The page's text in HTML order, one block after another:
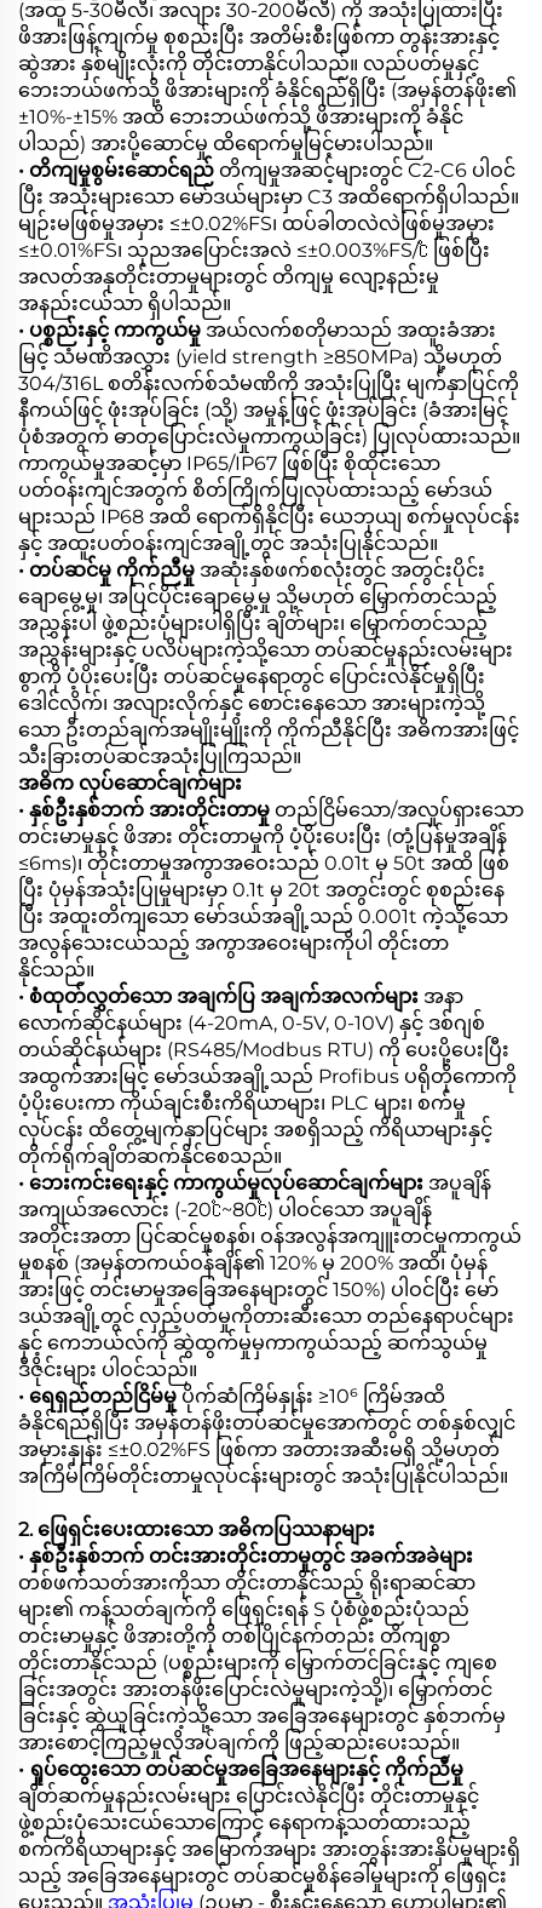
(အထူ 5-30မီလီ၊ အလျား 30-200မီလီ) ကို အသုံးပြုထားပြီး
ဖိအားဖြန့်ကျက်မှု စုစည်းပြီး အတိမ်းစီးဖြစ်ကာ တွန်းအားနှင့်
ဆွဲအား နှစ်မျိုးလုံးကို တိုင်းတာနိုင်ပါသည်။ လည်ပတ်မှုနှင့်
ဘေးဘယ်ဖက်သို့ ဖိအားများကို ခံနိုင်ရည်ရှိပြီး (အမှန်တန်ဖိုး၏
±10%-±15% အထိ ဘေးဘယ်ဖက်သို့ ဖိအားများကို ခံနိုင်
ပါသည်) အားပို့ဆောင်မှု ထိရောက်မှုမြင့်မားပါသည်။
• တိကျမှုစွမ်းဆောင်ရည် တိကျမှုအဆင့်များတွင် C2-C6 ပါဝင်
ပြီး အသုံးများသော မော်ဒယ်များမှာ C3 အထိရောက်ရှိပါသည်။
မျဉ်းမဖြစ်မှုအမှား ≤±0.02%FS၊ ထပ်ခါတလဲလဲဖြစ်မှုအမှား
≤±0.01%FS၊ သုညအပြောင်းအလဲ ≤±0.003%FS/℃ ဖြစ်ပြီး
အလတ်အနုတိုင်းတာမှုများတွင် တိကျမှု လျော့နည်းမှု
အနည်းငယ်သာ ရှိပါသည်။
• ပစ္စည်းနှင့် ကာကွယ်မှု အယ်လက်စတိုမာသည် အထူးခံအား
မြင့် သံမဏိအလွှား (yield strength ≥850MPa) သို့မဟုတ်
304/316L စတိန်းလက်စ်သံမဏိကို အသုံးပြုပြီး မျက်နှာပြင်ကို
နီကယ်ဖြင့် ဖုံးအုပ်ခြင်း (သို့) အမှုန့်ဖြင့် ဖုံးအုပ်ခြင်း (ခံအားမြင့်
ပုံစံအတွက် ဓာတုပြောင်းလဲမှုကာကွယ်ခြင်း) ပြုလုပ်ထားသည်။
ကာကွယ်မှုအဆင့်မှာ IP65/IP67 ဖြစ်ပြီး စိုထိုင်းသော
ပတ်ဝန်းကျင်အတွက် စိတ်ကြိုက်ပြုလုပ်ထားသည့် မော်ဒယ်
များသည် IP68 အထိ ရောက်ရှိနိုင်ပြီး ယေဘုယျ စက်မှုလုပ်ငန်း
နှင့် အထူးပတ်ဝန်းကျင်အချို့တွင် အသုံးပြုနိုင်သည်။
• တပ်ဆင်မှု ကိုက်ညီမှု အဆုံးနှစ်ဖက်စလုံးတွင် အတွင်းပိုင်း
ချောမွေ့မှု၊ အပြင်ပိုင်းချောမွေ့မှု သို့မဟုတ် မြှောက်တင်သည့်
အညွှန်းပါ ဖွဲ့စည်းပုံများပါရှိပြီး ချိတ်များ၊ မြှောက်တင်သည့်
အညွှန်းများနှင့် ပလိပ်များကဲ့သို့သော တပ်ဆင်မှုနည်းလမ်းများ
စွာကို ပံ့ပိုးပေးပြီး တပ်ဆင်မှုနေရာတွင် ပြောင်းလဲနိုင်မှုရှိပြီး
ဒေါင်လိုက်၊ အလျားလိုက်နှင့် စောင်းနေသော အားများကဲ့သို့
သော ဦးတည်ချက်အမျိုးမျိုးကို ကိုက်ညီနိုင်ပြီး အဓိကအားဖြင့်
သီးခြားတပ်ဆင်အသုံးပြုကြသည်။
အဓိက လုပ်ဆောင်ချက်များ
• နှစ်ဦးနှစ်ဘက် အားတိုင်းတာမှု တည်ငြိမ်သော/အလှုပ်ရှားသော
တင်းမာမှုနှင့် ဖိအား တိုင်းတာမှုကို ပံ့ပိုးပေးပြီး (တုံ့ပြန်မှုအချိန်
≤6ms)၊ တိုင်းတာမှုအကွာအဝေးသည် 0.01t မှ 50t အထိ ဖြစ်
ပြီး ပုံမှန်အသုံးပြုမှုများမှာ 0.1t မှ 20t အတွင်းတွင် စုစည်းနေ
ပြီး အထူးတိကျသော မော်ဒယ်အချို့သည် 0.001t ကဲ့သို့သော
အလွန်သေးငယ်သည့် အကွာအဝေးများကိုပါ တိုင်းတာ
နိုင်သည်။
• စံထုတ်လွှတ်သော အချက်ပြ အချက်အလက်များ အနာ
လောက်ဆိုင်နယ်များ (4-20mA, 0-5V, 0-10V) နှင့် ဒစ်ဂျစ်
တယ်ဆိုင်နယ်များ (RS485/Modbus RTU) ကို ပေးပို့ပေးပြီး
အထွက်အားမြင့် မော်ဒယ်အချို့သည် Profibus ပရိုတိုကောကို
ပံ့ပိုးပေးကာ ကိုယ်ချင်းစီးကိရိယာများ၊ PLC များ၊ စက်မှု
လုပ်ငန်း ထိတွေ့မျက်နှာပြင်များ အစရှိသည့် ကိရိယာများနှင့်
တိုက်ရိုက်ချိတ်ဆက်နိုင်စေသည်။
• ဘေးကင်းရေးနှင့် ကာကွယ်မှုလုပ်ဆောင်ချက်များ အပူချိန်
အကျယ်အလောင်း (-20℃~80℃) ပါဝင်သော အပူချိန်
အတိုင်းအတာ ပြင်ဆင်မှုစနစ်၊ ဝန်အလွန်အကျူးတင်မှုကာကွယ်
မှုစနစ် (အမှန်တကယ်ဝန်ချိန်၏ 120% မှ 200% အထိ၊ ပုံမှန်
အားဖြင့် တင်းမာမှုအခြေအနေများတွင် 150%) ပါဝင်ပြီး မော်
ဒယ်အချို့တွင် လှည့်ပတ်မှုကိုတားဆီးသော တည်နေရာပင်များ
နှင့် ကေဘယ်လ်ကို ဆွဲထွက်မှုမှကာကွယ်သည့် ဆက်သွယ်မှု
ဒီဇိုင်းများ ပါဝင်သည်။
• ရေရှည်တည်ငြိမ်မှု ပိုက်ဆံကြိမ်နှုန်း ≥10⁶ ကြိမ်အထိ
ခံနိုင်ရည်ရှိပြီး အမှန်တန်ဖိုးတပ်ဆင်မှုအောက်တွင် တစ်နှစ်လျှင်
အမှားနှုန်း ≤±0.02%FS ဖြစ်ကာ အတားအဆီးမရှိ သို့မဟုတ်
အကြိမ်ကြိမ်တိုင်းတာမှုလုပ်ငန်းများတွင် အသုံးပြုနိုင်ပါသည်။
2. ဖြေရှင်းပေးထားသော အဓိကပြဿနာများ
• နှစ်ဦးနှစ်ဘက် တင်းအားတိုင်းတာမှုတွင် အခက်အခဲများ
တစ်ဖက်သတ်အားကိုသာ တိုင်းတာနိုင်သည့် ရိုးရာဆင်ဆာ
များ၏ ကန့်သတ်ချက်ကို ဖြေရှင်းရန် S ပုံစံဖွဲ့စည်းပုံသည်
တင်းမာမှုနှင့် ဖိအားတို့ကို တစ်ပြိုင်နက်တည်း တိကျစွာ
တိုင်းတာနိုင်သည် (ပစ္စည်းများကို မြှောက်တင်ခြင်းနှင့် ကျစေ
ခြင်းအတွင်း အားတန်ဖိုးပြောင်းလဲမှုများကဲ့သို့)၊ မြှောက်တင်
ခြင်းနှင့် ဆွဲယူခြင်းကဲ့သို့သော အခြေအနေများတွင် နှစ်ဘက်မှ
အားစောင့်ကြည့်မှုလိုအပ်ချက်ကို ဖြည့်ဆည်းပေးသည်။
• ရှုပ်ထွေးသော တပ်ဆင်မှုအခြေအနေများနှင့် ကိုက်ညီမှု
ချိတ်ဆက်မှုနည်းလမ်းများ ပြောင်းလဲနိုင်ပြီး တိုင်းတာမှုနှင့်
ဖွဲ့စည်းပုံသေးငယ်သောကြောင့် နေရာကန့်သတ်ထားသည့်
စက်ကိရိယာများနှင့် အမြောက်အများ အားတွန်းအားနှိပ်မှုများရှိ
သည့် အခြေအနေများတွင် တပ်ဆင်မှုစိန်ခေါ်မှုများကို ဖြေရှင်း
ပေးသည်။ အသုံးပြုမှု (ဥပမာ - စီးနင်းနေသော ဟော့ပါများ၏